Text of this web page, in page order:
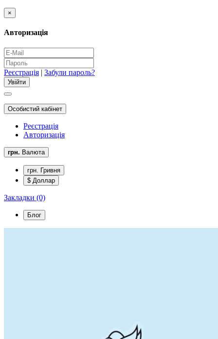
×
Авторизація
Реєстрація | Забули пароль?
Особистий кабінет
Реєстрація
Авторизація
грн. Валюта
грн. Гривня
$ Доллар
Закладки (0)
Блог